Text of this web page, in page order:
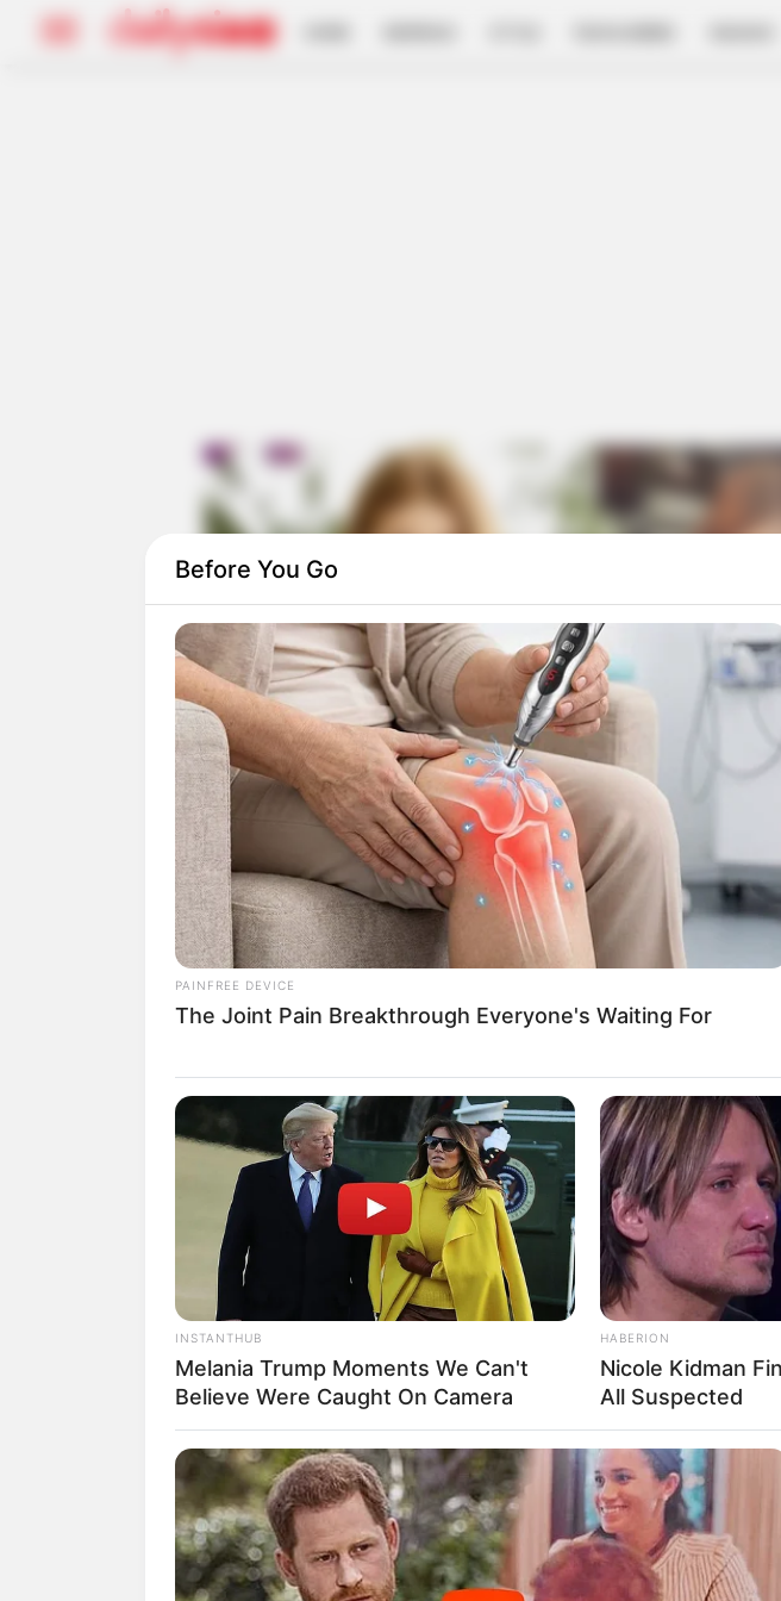
10 Potret Jennifer
Bill Gates yang Dikenal
Profile
Penulis: Yaya Jarkasi |5 Februari 2020
SHARE TWEET SHARE WHATSAPP TELEGRAM
Before You Go
PAINFREE DEVICE
The Joint Pain Breakthrough Everyone's Waiting For
INSTANTHUB
Melania Trump Moments We Can't
Believe Were Caught On Camera
HABERION
Nicole Kidman
All Suspected